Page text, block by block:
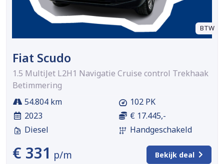
BTW
Fiat Scudo
1.5 MultiJet L2H1 Navigatie Cruise control Trekhaak
Betimmering
54.804 km
2023
Diesel
102 PK
€ 17.445,-
Handgeschakeld
€ 331 p/m Bekijk deal